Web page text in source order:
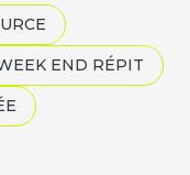
PROCHE
END RÉPIT